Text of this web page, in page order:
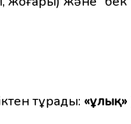
тұрады: «ұлық»